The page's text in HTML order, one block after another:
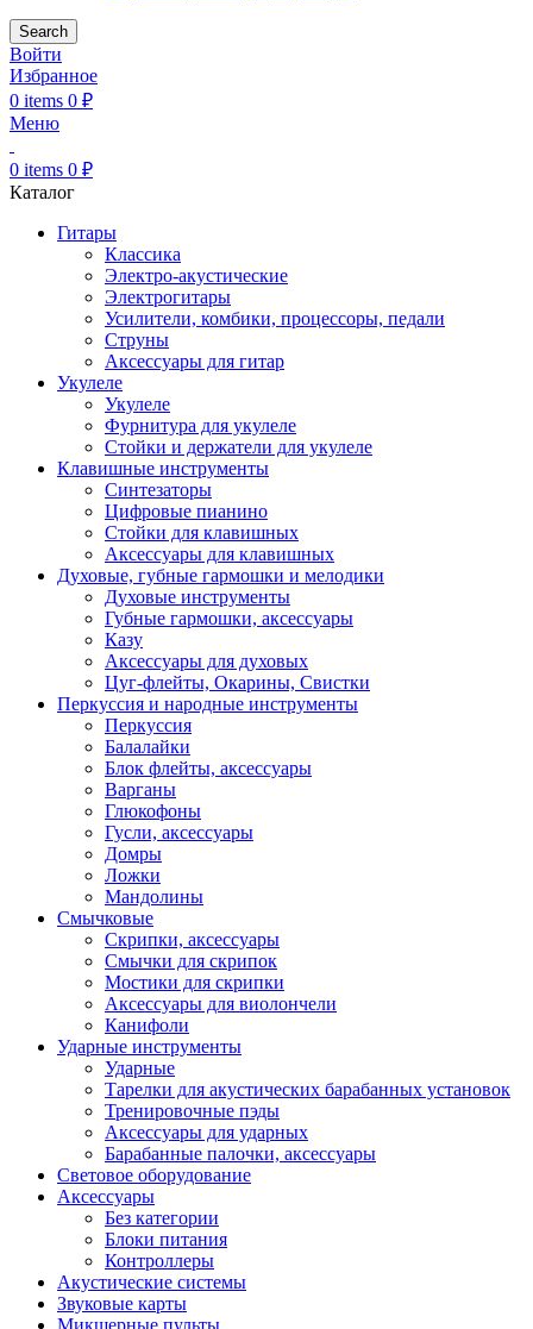
Search
Войти
Избранное
0 items 0 ₽
Меню
0 items 0 ₽
Каталог
Гитары
Классика
Электро-акустические
Электрогитары
Усилители, комбики, процессоры, педали
Струны
Аксессуары для гитар
Укулеле
Укулеле
Фурнитура для укулеле
Стойки и держатели для укулеле
Клавишные инструменты
Синтезаторы
Цифровые пианино
Стойки для клавишных
Аксессуары для клавишных
Духовые, губные гармошки и мелодики
Духовые инструменты
Губные гармошки, аксессуары
Казу
Аксессуары для духовых
Цуг-флейты, Окарины, Свистки
Перкуссия и народные инструменты
Перкуссия
Балалайки
Блок флейты, аксессуары
Варганы
Глюкофоны
Гусли, аксессуары
Домры
Ложки
Мандолины
Смычковые
Скрипки, аксессуары
Смычки для скрипок
Мостики для скрипки
Аксессуары для виолончели
Канифоли
Ударные инструменты
Ударные
Тарелки для акустических барабанных установок
Тренировочные пэды
Аксессуары для ударных
Барабанные палочки, аксессуары
Световое оборудование
Аксессуары
Без категории
Блоки питания
Контроллеры
Акустические системы
Звуковые карты
Микшерные пульты